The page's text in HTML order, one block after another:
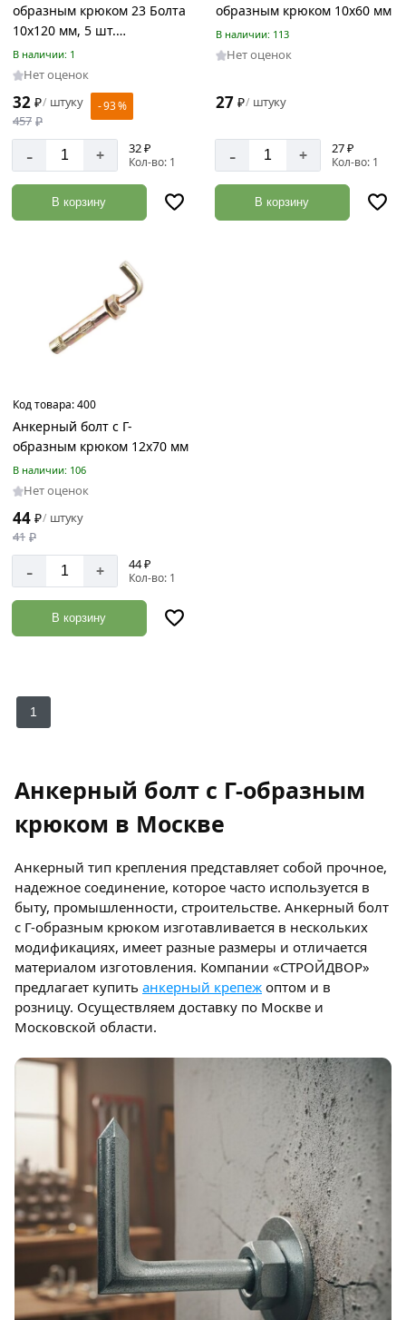
образным крюком 23 Болта
10x120 мм, 5 шт.
B1B001012061007
В наличии: 1
Нет оценок
32 ₽/ штуку
457 ₽
- 93 %
- + 32 ₽
Кол-во: 1
В корзину
образным крюком 10х60 мм
В наличии: 113
Нет оценок
27 ₽/ штуку
- + 27 ₽
Кол-во: 1
В корзину
Код товара:400
Анкерный болт с Г-
образным крюком 12х70 мм
В наличии: 106
Нет оценок
44 ₽/ штуку
41 ₽
- + 44 ₽
Кол-во: 1
В корзину
1
Анкерный болт с Г-образным
крюком в Москве
Анкерный тип крепления представляет собой прочное,
надежное соединение, которое часто используется в
быту, промышленности, строительстве. Анкерный болт
с Г-образным крюком изготавливается в нескольких
модификациях, имеет разные размеры и отличается
материалом изготовления. Компании «СТРОЙДВОР»
предлагает купить анкерный крепеж оптом и в
розницу. Осуществляем доставку по Москве и
Московской области.